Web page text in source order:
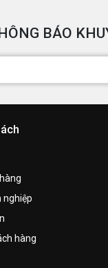
BÁO
nghiệp
hàng